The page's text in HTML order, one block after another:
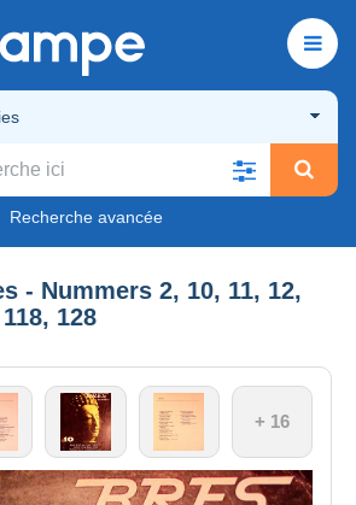
Recherche avancée
- Nummers 2, 10, 11, 12,
128
+ 16